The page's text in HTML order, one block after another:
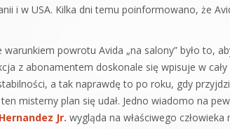
i w USA. Kilka dni temu poinformowano, że
powrotu Avida „na salony” było to,
z abonamentem doskonale się wpisuje w
a tak naprawdę to po roku, gdy
misterny plan się udał. Jedno wiadomo na
Jr. wygląda na właściwego człowieka